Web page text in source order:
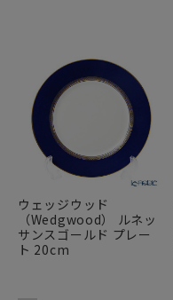
ウェッジウッド
（Wedgwood） ルネッ
サンスゴールド プレー
ト 20cm